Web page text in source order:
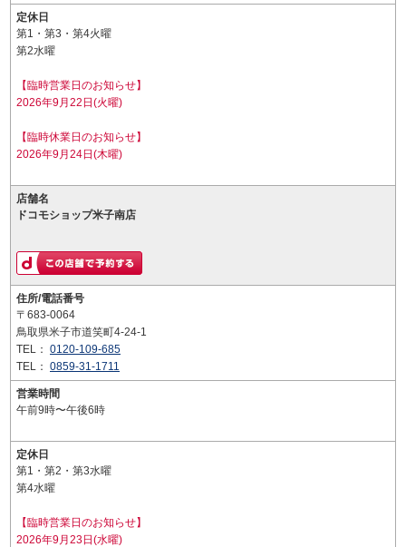
定休日
第1・第3・第4火曜
第2水曜
【臨時営業日のお知らせ】
2026年9月22日(火曜)
【臨時休業日のお知らせ】
2026年9月24日(木曜)
店舗名
ドコモショップ米子南店
住所/電話番号
〒683-0064
鳥取県米子市道笑町4-24-1
TEL： 0120-109-685
TEL： 0859-31-1711
営業時間
午前9時〜午後6時
定休日
第1・第2・第3水曜
第4水曜
【臨時営業日のお知らせ】
2026年9月23日(水曜)